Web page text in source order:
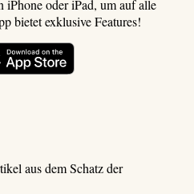
iPhone oder iPad, um auf alle
bietet exklusive Features!
aus dem Schatz der